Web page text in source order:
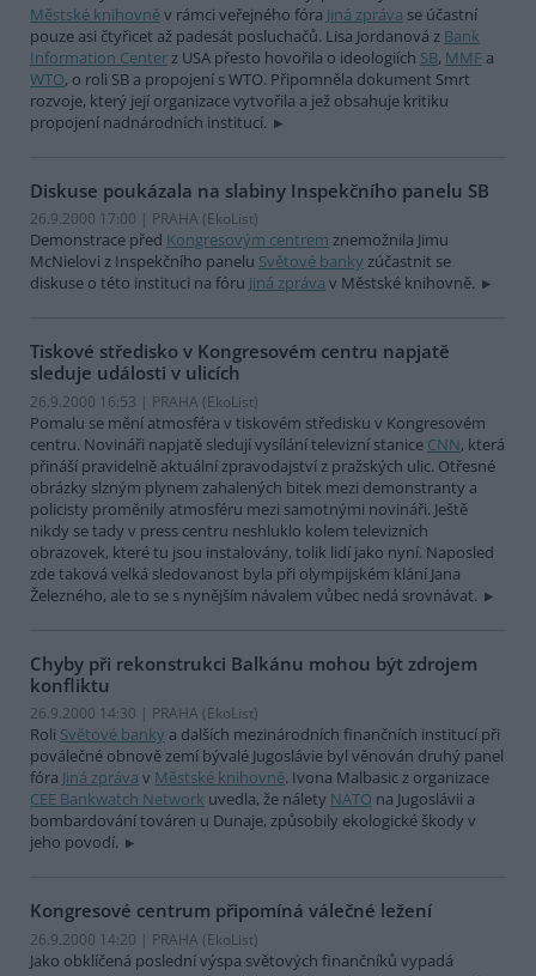
Městské knihovněv rámci veřejného fóra Jiná zpráva se účastní
pouze asi čtyřicet až padesát posluchačů. Lisa Jordanová z Bank
Information Centerz USA přesto hovořila o ideologiích SB, MMF a
WTO, o roli SB a propojení s WTO. Připomněla dokument Smrt
rozvoje, který její organizace vytvořila a jež obsahuje kritiku
propojení nadnárodních institucí.
Diskuse poukázala na slabiny Inspekčního panelu SB
26.9.2000 17:00 | PRAHA (EkoList)
Demonstrace před Kongresovým centrem znemožnila Jimu
McNielovi z Inspekčního panelu Světové banky zúčastnit se
diskuse o této instituci na fóru Jiná zpráva v Městské knihovně.
Tiskové středisko v Kongresovém centru napjatě
sleduje události v ulicích
26.9.2000 16:53 | PRAHA (EkoList)
Pomalu se mění atmosféra v tiskovém středisku v Kongresovém
centru. Novináři napjatě sledují vysílání televizní stanice CNN, která
přináší pravidelně aktuální zpravodajství z pražských ulic. Otřesné
obrázky slzným plynem zahalených bitek mezi demonstranty a
policisty proměnily atmosféru mezi samotnými novináři. Ještě
nikdy se tady v press centru neshluklo kolem televizních
obrazovek, které tu jsou instalovány, tolik lidí jako nyní. Naposled
zde taková velká sledovanost byla při olympijském klání Jana
Železného, ale to se s nynějším návalem vůbec nedá srovnávat.
Chyby při rekonstrukci Balkánu mohou být zdrojem
konfliktu
26.9.2000 14:30 | PRAHA (EkoList)
Roli Světové banky a dalších mezinárodních finančních institucí při
poválečné obnově zemí bývalé Jugoslávie byl věnován druhý panel
fóra Jiná zpráva v Městské knihovně. Ivona Malbasic z organizace
CEE Bankwatch Network uvedla, že nálety NATO na Jugoslávii a
bombardování továren u Dunaje, způsobily ekologické škody v
jeho povodí.
Kongresové centrum připomíná válečné ležení
26.9.2000 14:20 | PRAHA (EkoList)
Jako obklíčená poslední výspa světových finančníků vypadá